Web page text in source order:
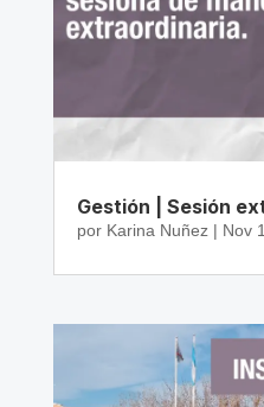
Gestión | Sesión
por Karina Nuñez| Nov